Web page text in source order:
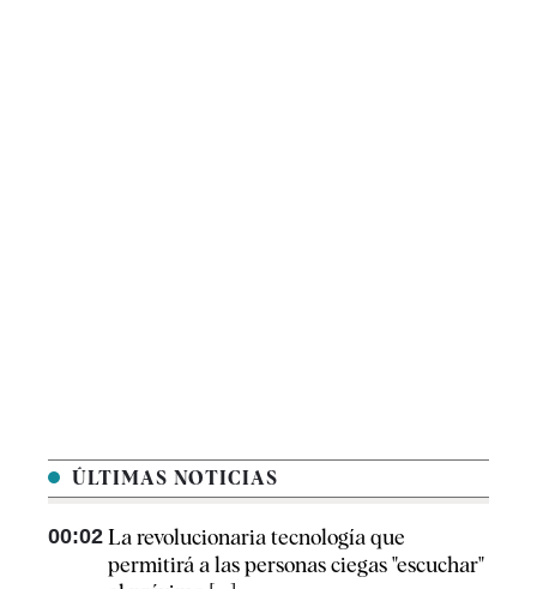
ÚLTIMAS NOTICIAS
00:02 La revolucionaria tecnología que
permitirá a las personas ciegas "escuchar"